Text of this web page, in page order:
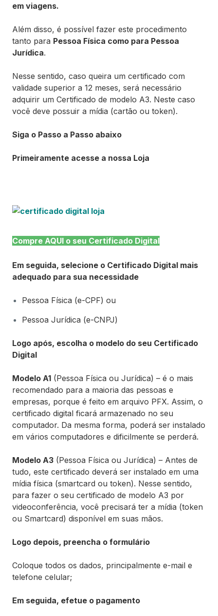
em viagens.
Além disso, é possível fazer este procedimento
tanto para Pessoa Física como para Pessoa
Jurídica.
Nesse sentido, caso queira um certificado com
validade superior a 12 meses, será necessário
adquirir um Certificado de modelo A3. Neste caso
você deve possuir a mídia (cartão ou token).
Siga o Passo a Passo abaixo
Primeiramente acesse a nossa Loja
Compre AQUI o seu Certificado Digital
Em seguida, selecione o Certificado Digital mais
adequado para sua necessidade
Pessoa Física (e-CPF) ou
Pessoa Jurídica (e-CNPJ)
Logo após, escolha o modelo do seu Certificado
Digital
Modelo A1 (Pessoa Física ou Jurídica) – é o mais
recomendado para a maioria das pessoas e
empresas, porque é feito em arquivo PFX. Assim, o
certificado digital ficará armazenado no seu
computador. Da mesma forma, poderá ser instalado
em vários computadores e dificilmente se perderá.
Modelo A3 (Pessoa Física ou Jurídica) – Antes de
tudo, este certificado deverá ser instalado em uma
mídia física (smartcard ou token). Nesse sentido,
para fazer o seu certificado de modelo A3 por
videoconferência, você precisará ter a mídia (token
ou Smartcard) disponível em suas mãos.
Logo depois, preencha o formulário
Coloque todos os dados, principalmente e-mail e
telefone celular;
Em seguida, efetue o pagamento